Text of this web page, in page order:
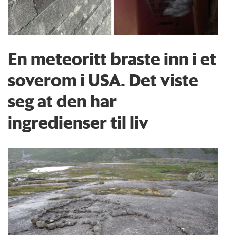
En meteoritt braste inn i et
soverom i USA. Det viste
seg at den har
ingredienser til liv